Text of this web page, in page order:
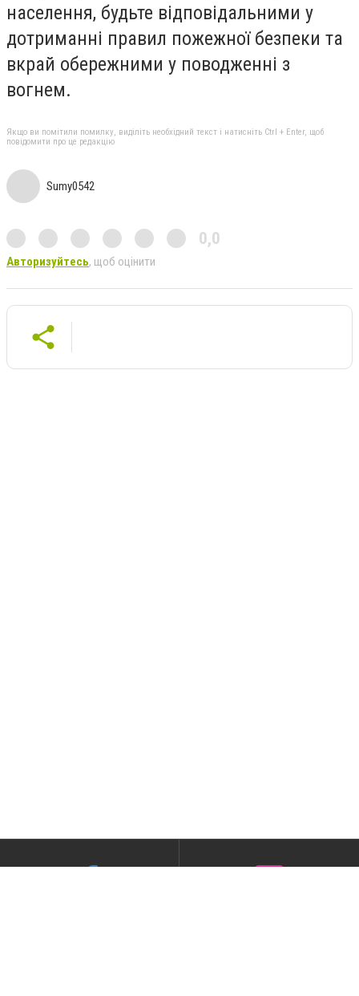
населення, будьте відповідальними у
дотриманні правил пожежної безпеки та
вкрай обережними у поводженні з
вогнем.
Якщо ви помітили помилку, виділіть необхідний текст і натисніть Ctrl + Enter, щоб
повідомити про це редакцію
Sumy0542
0,0
Авторизуйтесь, щоб оцінити